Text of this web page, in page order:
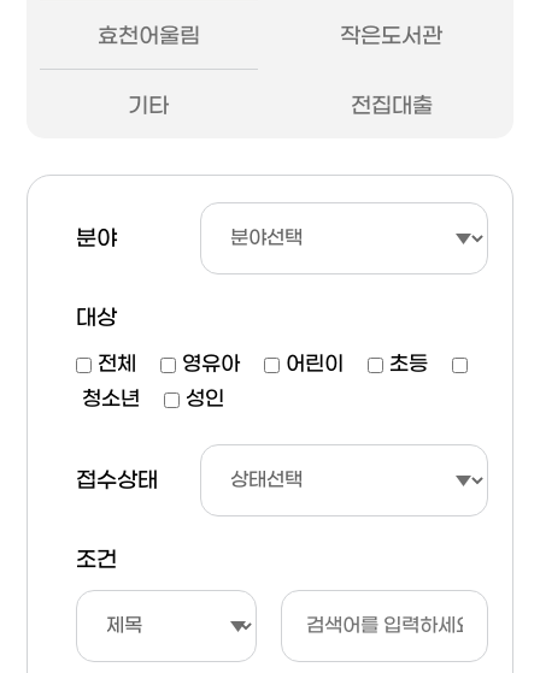
효천어울림 작은도서관
기타 전집대출
분야
대상
전체 영유아 어린이
초등
청소년
성인
접수상태
조건